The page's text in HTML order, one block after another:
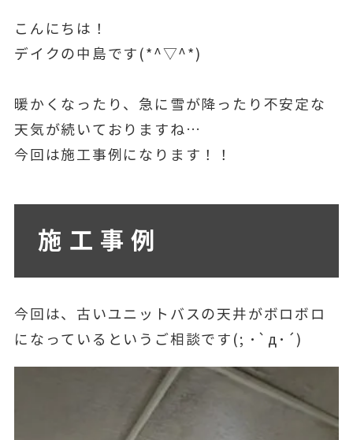
こんにちは！
デイクの中島です(*^▽^*)
暖かくなったり、急に雪が降ったり不安定な
天気が続いておりますね…
今回は施工事例になります！！
施工事例
今回は、古いユニットバスの天井がボロボロ
になっているというご相談です(; ･`д･´)